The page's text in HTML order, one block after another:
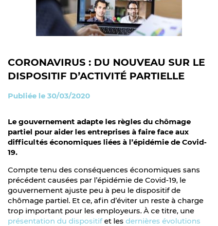
CORONAVIRUS : DU NOUVEAU SUR LE
DISPOSITIF D’ACTIVITÉ PARTIELLE
Publiée le 30/03/2020
Le gouvernement adapte les règles du chômage
partiel pour aider les entreprises à faire face aux
difficultés économiques liées à l’épidémie de Covid-
19.
Compte tenu des conséquences économiques sans
précédent causées par l’épidémie de Covid-19, le
gouvernement ajuste peu à peu le dispositif de
chômage partiel. Et ce, afin d’éviter un reste à charge
trop important pour les employeurs. À ce titre, une
présentation du dispositifet les dernières évolutions